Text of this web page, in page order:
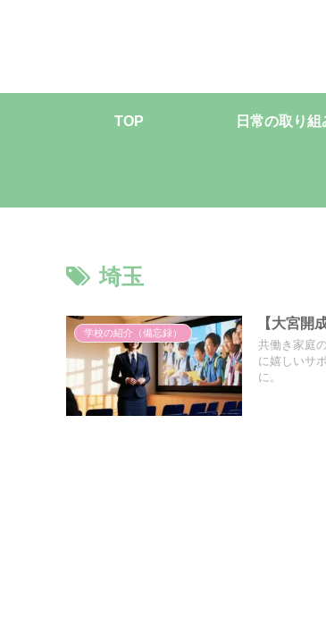
TOP 日常の取り組
埼玉
学校の紹介（備忘録）
【大宮開
共働き家庭
に嬉しいサ
に。